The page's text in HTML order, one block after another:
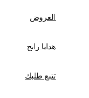
العروض
هدايا رابح
تتبع طلبك